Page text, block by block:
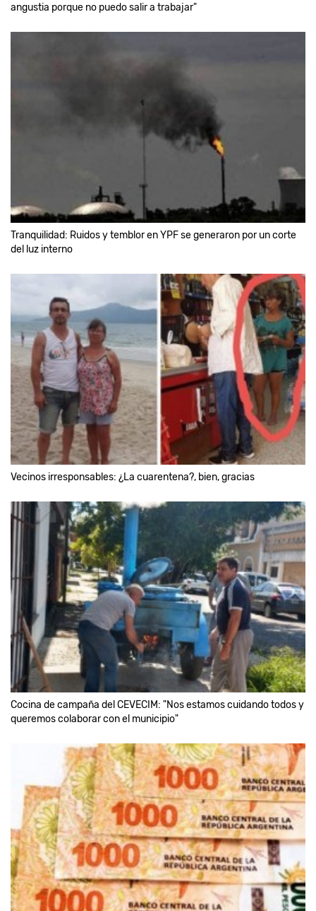
angustia porque no puedo salir a trabajar"
Tranquilidad: Ruidos y temblor en YPF se generaron por un corte
del luz interno
Vecinos irresponsables: ¿La cuarentena?, bien, gracias
Cocina de campaña del CEVECIM: "Nos estamos cuidando todos y
queremos colaborar con el municipio"